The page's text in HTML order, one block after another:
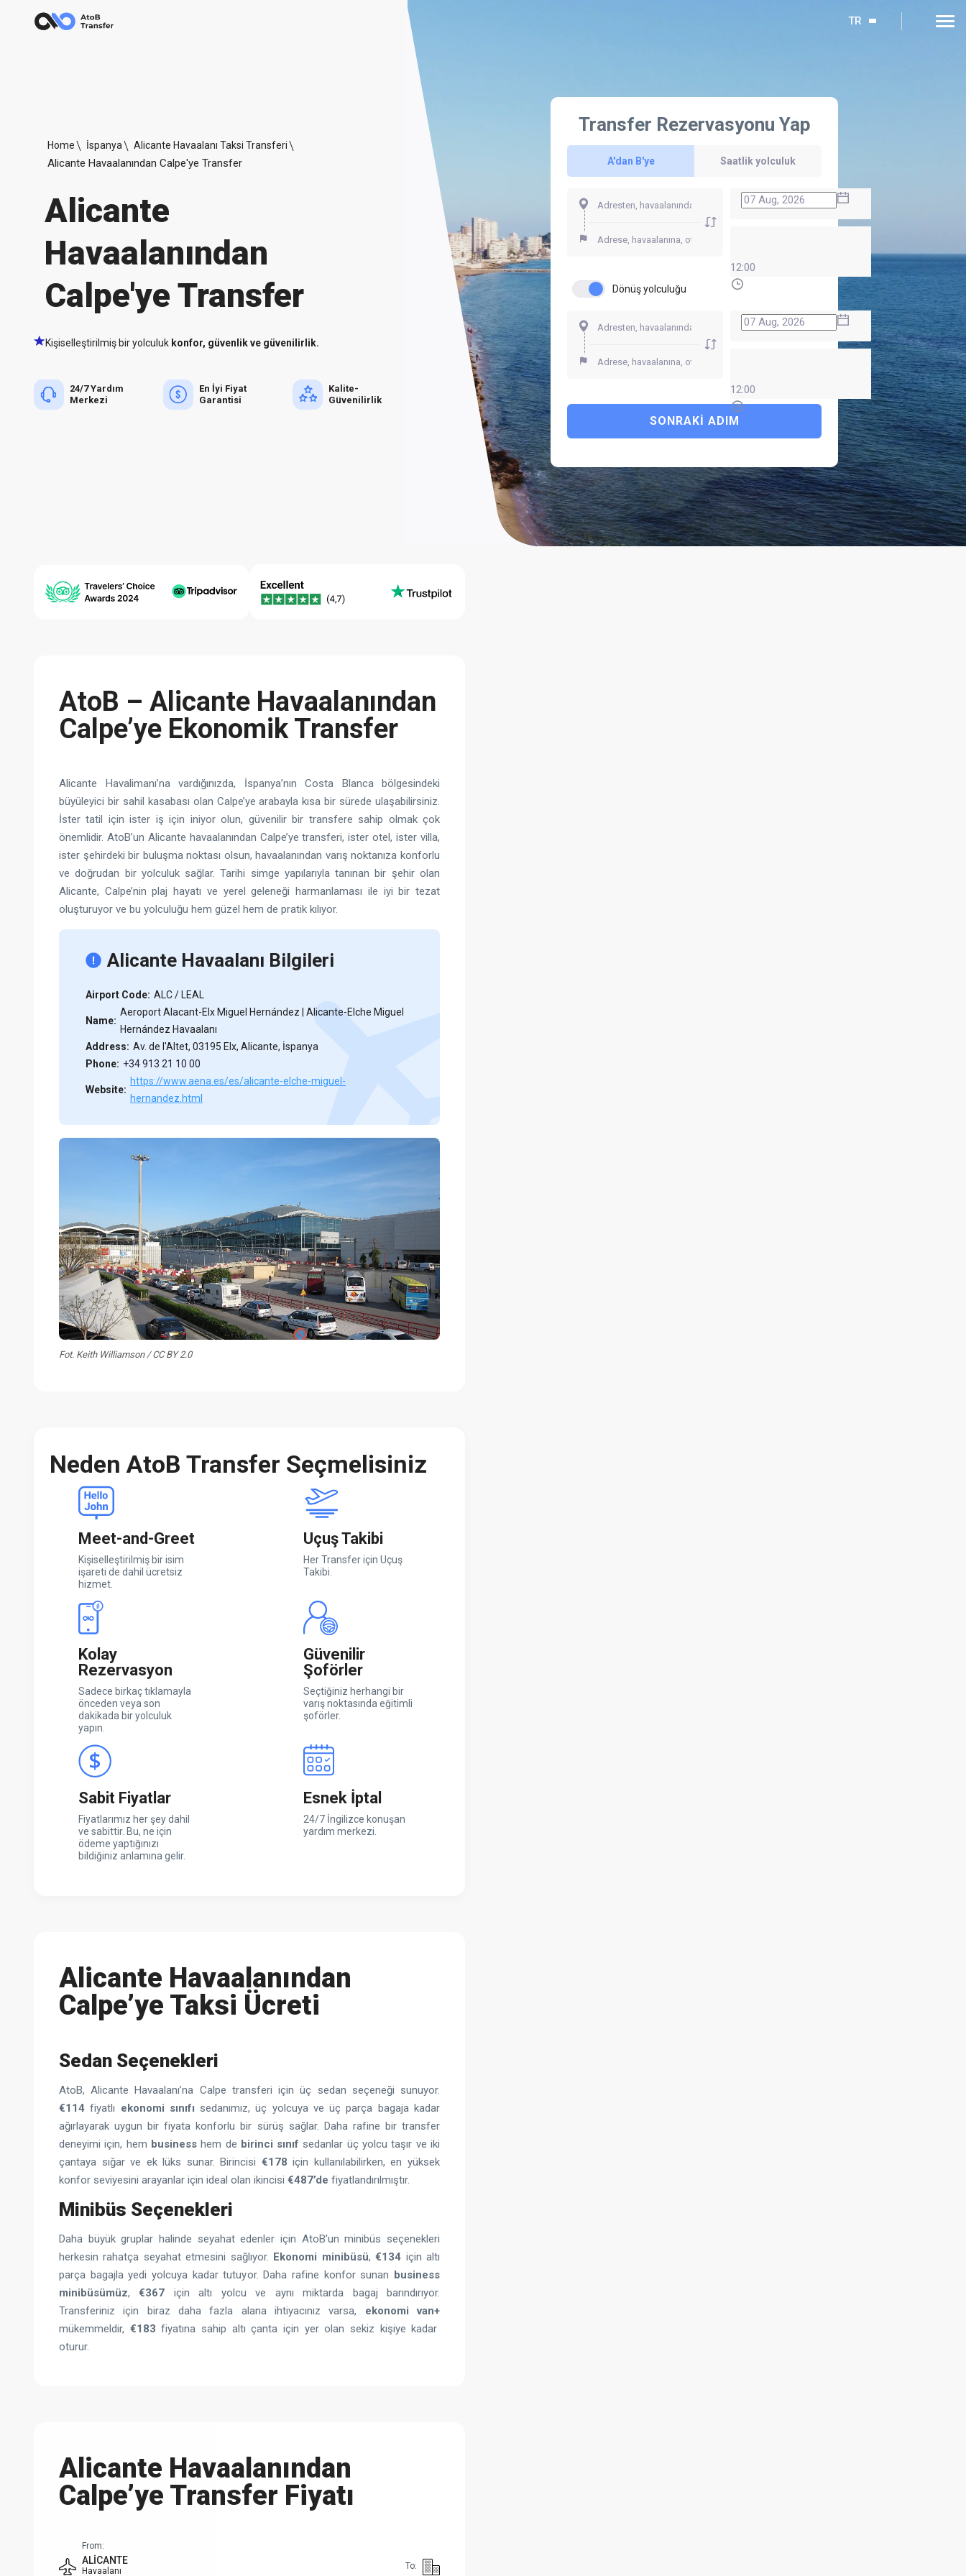
TR
Home İspanya Alicante Havaalanı Taksi Transferi
Alicante Havaalanından Calpe'ye Transfer
Alicante
Havaalanından
Calpe'ye Transfer
Kişiselleştirilmiş bir yolculuk konfor, güvenlik ve güvenilirlik.
24/7 Yardım
Merkezi
En İyi Fiyat
Garantisi
Kalite-
Güvenilirlik
Transfer Rezervasyonu Yap
A'dan B'ye Saatlik yolculuk
12:00
Dönüş yolculuğu
12:00
SONRAKI ADIM
AtoB – Alicante Havaalanından
Calpe’ye Ekonomik Transfer
Alicante Havalimanı’na vardığınızda, İspanya’nın Costa Blanca bölgesindeki
büyüleyici bir sahil kasabası olan Calpe’ye arabayla kısa bir sürede ulaşabilirsiniz.
İster tatil için ister iş için iniyor olun, güvenilir bir transfere sahip olmak çok
önemlidir. AtoB’un Alicante havaalanından Calpe’ye transferi, ister otel, ister villa,
ister şehirdeki bir buluşma noktası olsun, havaalanından varış noktanıza konforlu
ve doğrudan bir yolculuk sağlar. Tarihi simge yapılarıyla tanınan bir şehir olan
Alicante, Calpe’nin plaj hayatı ve yerel geleneği harmanlaması ile iyi bir tezat
oluşturuyor ve bu yolculuğu hem güzel hem de pratik kılıyor.
Alicante Havaalanı Bilgileri
Airport Code: ALC / LEAL
Name:
Aeroport Alacant-Elx Miguel Hernández | Alicante-Elche Miguel
Hernández Havaalanı
Address: Av. de l'Altet, 03195 Elx, Alicante, İspanya
Phone: +34 913 21 10 00
Website:
https://www.aena.es/es/alicante-elche-miguel-
hernandez.html
Fot. Keith Williamson / CC BY 2.0
Neden AtoB Transfer Seçmelisiniz
Meet-and-Greet
Kişiselleştirilmiş bir isim
işareti de dahil ücretsiz
hizmet.
Uçuş Takibi
Her Transfer için Uçuş
Takibi.
Kolay
Rezervasyon
Sadece birkaç tıklamayla
önceden veya son
dakikada bir yolculuk
yapın.
Güvenilir
Şoförler
Seçtiğiniz herhangi bir
varış noktasında eğitimli
şoförler.
Sabit Fiyatlar
Fiyatlarımız her şey dahil
ve sabittir. Bu, ne için
ödeme yaptığınızı
bildiğiniz anlamına gelir.
Esnek İptal
24/7 İngilizce konuşan
yardım merkezi.
Alicante Havaalanından
Calpe’ye Taksi Ücreti
Sedan Seçenekleri
AtoB, Alicante Havaalanı’na Calpe transferi için üç sedan seçeneği sunuyor.
€114 fiyatlı ekonomi sınıfı sedanımız, üç yolcuya ve üç parça bagaja kadar
ağırlayarak uygun bir fiyata konforlu bir sürüş sağlar. Daha rafine bir transfer
deneyimi için, hem businesshem de birinci sınıf sedanlar üç yolcu taşır ve iki
çantaya sığar ve ek lüks sunar. Birincisi €178 için kullanılabilirken, en yüksek
konfor seviyesini arayanlar için ideal olan ikincisi €487’de fiyatlandırılmıştır.
Minibüs Seçenekleri
Daha büyük gruplar halinde seyahat edenler için AtoB’un minibüs seçenekleri
herkesin rahatça seyahat etmesini sağlıyor. Ekonomi minibüsü,€134 için altı
parça bagajla yedi yolcuya kadar tutuyor. Daha rafine konfor sunan business
minibüsümüz,€367 için altı yolcu ve aynı miktarda bagaj barındırıyor.
Transferiniz için biraz daha fazla alana ihtiyacınız varsa, ekonomi van+
mükemmeldir, €183 fiyatına sahip altı çanta için yer olan sekiz kişiye kadar
oturur.
Alicante Havaalanından
Calpe’ye Transfer Fiyatı
From:
ALICANTE
Havaalanı To: